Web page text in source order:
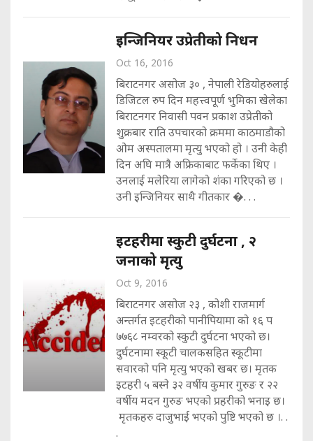
इन्जिनियर उप्रेतीको निधन
Oct 16, 2016
बिराटनगर असोज ३० , नेपाली रेडियोहरुलाई
डिजिटल रुप दिन महत्त्वपूर्ण भुमिका खेलेका
बिराटनगर निवासी पवन प्रकाश उप्रेतीको
शुक्रबार राति उपचारको क्रममा काठमाडौको
ओम अस्पतालमा मृत्यु भएको हो । उनी केही
दिन अघि मात्रै अफ्रिकाबाट फर्केका थिए ।
उनलाई मलेरिया लागेको शंका गरिएको छ ।
उनी इन्जिनियर साथै गीतकार �. . .
इटहरीमा स्कुटी दुर्घटना , २
जनाको मृत्यु
Oct 9, 2016
बिराटनगर असोज २३ , कोशी राजमार्ग
अन्तर्गत इटहरीको पानीपियामा को १६ प
७७६८ नम्वरको स्कुटी दुर्घटना भएको छ।
दुर्घटनामा स्कूटी चालकसहित स्कूटीमा
सवारको पनि मृत्यु भएको खबर छ। मृतक
इटहरी ५ बस्ने ३२ वर्षीय कुमार गुरुङ र २२
वर्षीय मदन गुरुङ भएको प्रहरीको भनाइ छ।
मृतकहरु दाजुभाई भएको पुष्टि भएको छ ।. .
.